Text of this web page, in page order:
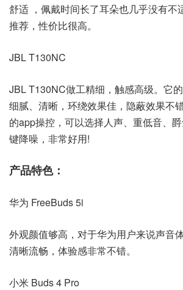
舒适 ，佩戴时间长了耳朵也几乎没有不
推荐，性价比很高。
JBL T130NC
JBL T130NC做工精细，触感高级。它
细腻、清晰，环绕效果佳，隐蔽效果不
的app操控，可以选择人声、重低音、
键降噪，非常好用!
产品特色：
华为 FreeBuds 5i
外观颜值够高，对于华为用户来说声音
清晰流畅，体验感非常不错。
小米 Buds 4 Pro